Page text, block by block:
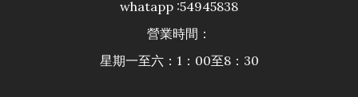
whatapp :54945838
營業時間：
星期一至六：1：00至8：30